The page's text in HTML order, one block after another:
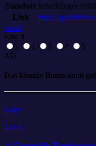
Standort Schelklinger
Link
https://
email
Rate it
1
2 3 4
5
AD
Das könnte Ihnen auch
today
Lokal